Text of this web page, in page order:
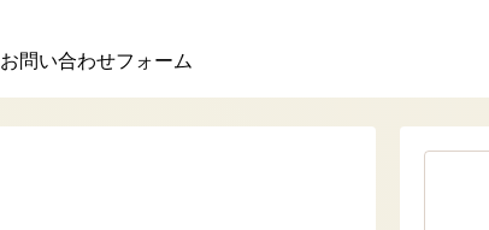
お問い合わせフォーム